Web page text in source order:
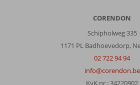
CORENDON
Schipholweg 335
1171 PL Badhoevedorp,
02 722 94 94
info@corendon.be
KvK nr.: 34220902